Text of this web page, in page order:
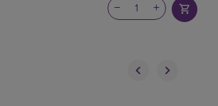
shopping_cart
 